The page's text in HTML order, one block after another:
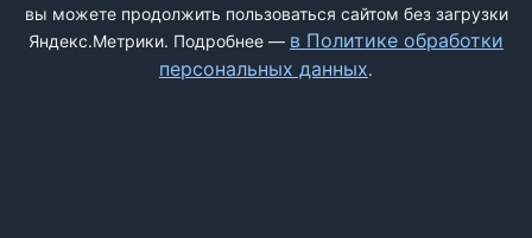
ДОБАВИТЬ ЖАЛОБУ
КОНТАКТЫ
вы можете продолжить пользоваться сайтом без загрузки
Яндекс.Метрики. Подробнее — в Политике обработки
персональных данных.